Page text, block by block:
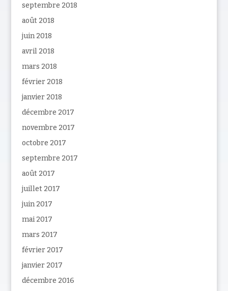
septembre 2018
août 2018
juin 2018
avril 2018
mars 2018
février 2018
janvier 2018
décembre 2017
novembre 2017
octobre 2017
septembre 2017
août 2017
juillet 2017
juin 2017
mai 2017
mars 2017
février 2017
janvier 2017
décembre 2016